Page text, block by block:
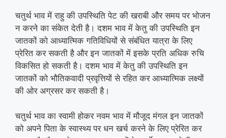
चतुर्थ भाव में राहु की उपस्थिति पेट की खराबी और समय पर भोजन
न करने का संकेत देती है। दशम भाव में केतु की उपस्थिति इन
जातकों को आध्यात्मिक गतिविधियों से संबंधित यात्रा के लिए
प्रेरित कर सकती है और इन जातकों में इसके प्रति अधिक रुचि
विकसित हो सकती है। दशम भाव में केतु की उपस्थिति इन
जातकों को भौतिकवादी प्रवृत्तियों से रहित कर आध्यात्मिक लक्ष्यों
की ओर अग्रसर कर सकती है।
चतुर्थ भाव का स्वामी होकर नवम भाव में मौजूद मंगल इन जातकों
को अपने पिता के स्वास्थ्य पर धन खर्च करने के लिए प्रेरित कर